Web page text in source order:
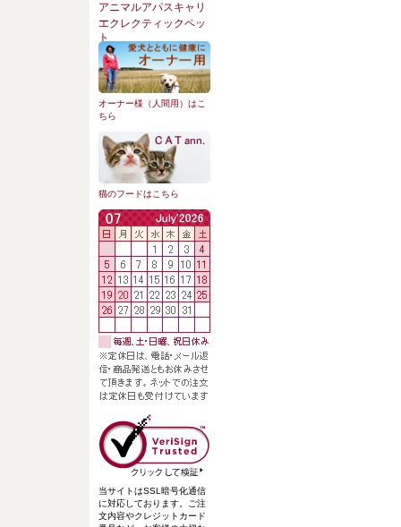
アニマルアパスキャリ
ー
エクレクティックペッ
ト
オーナー様（人間用）はこ
ちら
猫のフードはこちら
当サイトはSSL暗号化通信
に対応しております。ご注
文内容やクレジットカード